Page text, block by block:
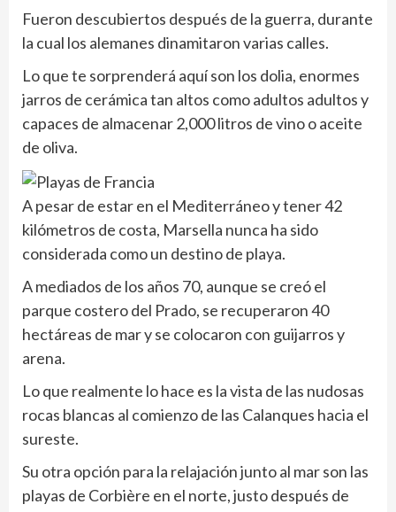
Fueron descubiertos después de la guerra, durante
la cual los alemanes dinamitaron varias calles.
Lo que te sorprenderá aquí son los dolia, enormes
jarros de cerámica tan altos como adultos adultos y
capaces de almacenar 2,000 litros de vino o aceite
de oliva.
A pesar de estar en el Mediterráneo y tener 42
kilómetros de costa, Marsella nunca ha sido
considerada como un destino de playa.
A mediados de los años 70, aunque se creó el
parque costero del Prado, se recuperaron 40
hectáreas de mar y se colocaron con guijarros y
arena.
Lo que realmente lo hace es la vista de las nudosas
rocas blancas al comienzo de las Calanques hacia el
sureste.
Su otra opción para la relajación junto al mar son las
playas de Corbière en el norte, justo después de